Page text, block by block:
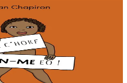
apprendre aux tout-petits à
! « Voici ton corps, il est à toi.